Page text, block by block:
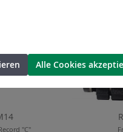
"C"
Alle Cookies